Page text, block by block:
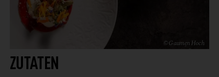
© Gaumen Hoch
ZUTATEN